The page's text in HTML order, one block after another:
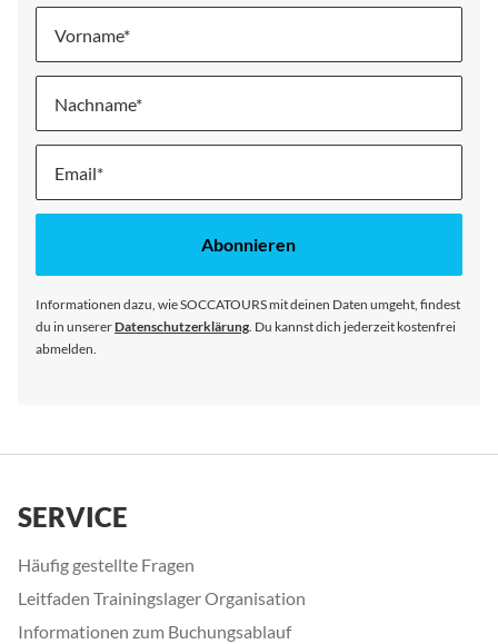
Vorname
Nachname
Melde
für
Abonnieren
Informationen dazu, wie SOCCATOURS mit deinen Daten umgeht, findest
du in unsererDatenschutzerklärung. Du kannst dich jederzeit kostenfrei
abmelden.
SERVICE
Häufig gestellte Fragen
Leitfaden Trainingslager Organisation
Informationen zum Buchungsablauf